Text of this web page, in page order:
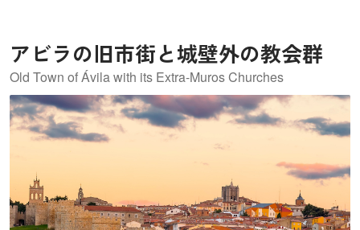
アビラの旧市街と城壁外の教会群
Old Town of Ávila with its Extra-Muros Churches